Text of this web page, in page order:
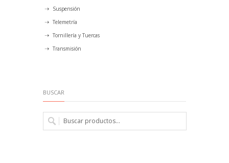
Suspensión
Telemetría
Tornillería y Tuercas
Transmisión
BUSCAR